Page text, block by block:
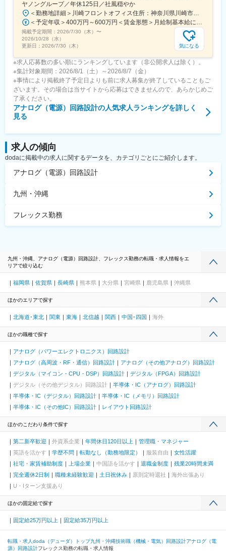
ヤノングループ／年休125日／社風穏やか
＜勤務地詳細＞川崎フロントオフィス住所：神奈川県川崎市中原区今井上町9番1号 キヤノン（株）小杉事業所4階勤務地最寄駅：JR南武線／東急東横線・目黒線線／武蔵小杉駅受動喫煙対策：敷地内全面禁煙変更の範囲：本文参照
＜予定年収＞400万円～600万円＜賃金形態＞月給制基本給については、応募者の方のこれまでの職務経験やスキルにより決めさせて頂きます。＜賃金内訳＞月額（基本給）：250,000円～370,000円その他固定手当/月：15,000円～30,000円＜月給＞265,000円～400,000円＜昇給有無＞有＜残業手当＞有賃金はあくまでも目安の金額であり、選考を通じて上下する可能性があります。月給(月額)は固定手当を含めた表記です。
掲載予定期間： 2026/7/30（木） 〜
2026/10/28（水）
更新日： 2026/7/30（木） 気になる
※求人応募数の多い順にランキングしています（非公開求人は除く）。
※集計対象期間：2026/8/1（土）～2026/8/7（金）
※事情により掲載終了予定日よりも前に求人募集が終了していることもご
ざいます。その場合は当サイトから応募はできませんので、あらかじめご
了承ください。
アナログ（電源）回路設計の人気求人ランキングを詳しく
見る
求人の傾向
dodaに掲載中の求人に関するデータを、カテゴリごとにご紹介します。
アナログ（電源）回路設計
九州・沖縄
フレックス勤務
九州・沖縄、アナログ（電源）回路設計、フレックス勤務の転職・求人情報をエ
リアで絞り込む
福岡県 佐賀県 長崎県 熊本県 大分県 宮崎県 鹿児島県 沖縄県
ほかのエリアで探す
北海道･東北 関東 東海 北信越 関西 中国･四国 海外
ほかの職種で探す
アナログ（パワーエレクトロニクス）回路設計
アナログ（高周波・RF・通信）回路設計
アナログ（その他アナログ）回路設計
デジタル（マイコン・CPU・DSP）回路設計
デジタル（FPGA）回路設計
デジタル（その他デジタル）回路設計
半導体・IC（アナログ）回路設計
半導体・IC（デジタル）回路設計
半導体・IC（メモリ）回路設計
半導体・IC（その他IC）回路設計
レイアウト回路設計
ほかのこだわり条件で探す
第二新卒歓迎 外資系企業 年間休日120日以上
管理職・マネジャー
英語を活かす
学歴不問 転勤なし（勤務地限定） 服装自由
女性活躍
社宅・家賃補助制度
上場企業 中国語を活かす 退職金制度
残業20時間未満
完全週休2日制
職種未経験歓迎 土日祝休み 原則定時退社
海外出張あり
U・Iターン支援あり
ほかの固定給で探す
固定給25万円以上 固定給35万円以上
転職・求人doda（デューダ）トップ九州・沖縄技術職（機械・電気） 回路設計アナログ（電
源）回路設計フレックス勤務の転職・求人情報